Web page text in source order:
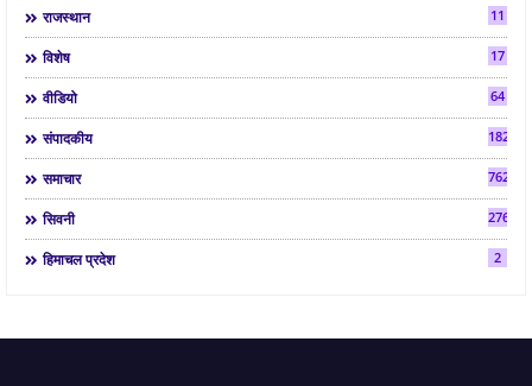
राजस्थान 11
विशेष 17
वीडियो 64
संपादकीय 182
समाचार 7624
सिवनी 2763
हिमाचल प्रदेश 2